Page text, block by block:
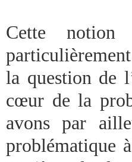
Cette
la question de
cœur de la
avons par
problématique